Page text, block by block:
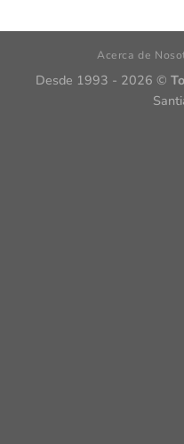
Acerca de
Desde 1993 - 2026 ©